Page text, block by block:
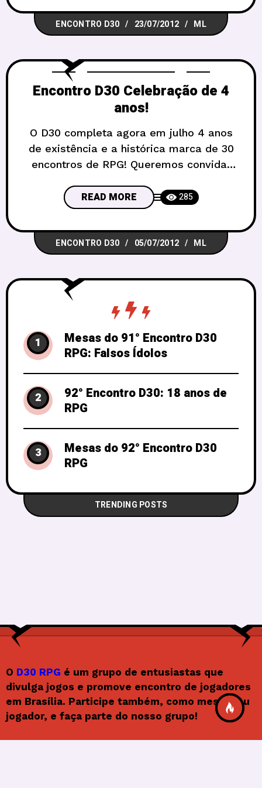
30o Encontro D30 de RPG
será Celebração! Qualquer festa é válida
em mesas de terror,
ENCONTRO D30 23/07/2012 ML
Encontro D30 Celebração de 4
anos!
O D30 completa agora em julho 4 anos
de existência e a histórica marca de 30
encontros de RPG! Queremos convidar
especial, em comemoração por essas
datas. Com direito a bolo, velas, e muita
celebração… Esse, inclusive, será o
tema do 30o Encontro D30 de RPG:
READ MORE 285
ENCONTRO D30 05/07/2012 ML
1
Mesas do 91° Encontro D30
RPG: Falsos Ídolos
2
92° Encontro D30: 18 anos de
RPG
3
Mesas do 92° Encontro D30
RPG
TRENDING POSTS
O D30 RPG é um grupo de entusiastas que
divulga jogos e promove encontro de jogadores
em Brasília. Participe também, como mestre ou
jogador, e faça parte do nosso grupo!